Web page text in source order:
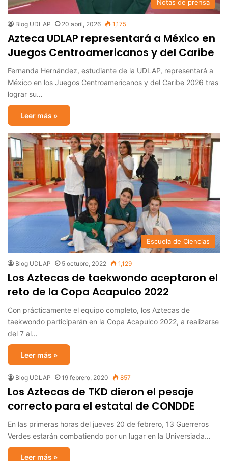
Notas de prensa
Blog UDLAP 20 abril, 2026 1,175
Azteca UDLAP representará a México en
Juegos Centroamericanos y del Caribe
Fernanda Hernández, estudiante de la UDLAP, representará a
México en los Juegos Centroamericanos y del Caribe 2026 tras
lograr su…
Leer más »
Escuela de Ciencias
Blog UDLAP 5 octubre, 2022 1,129
Los Aztecas de taekwondo aceptaron el
reto de la Copa Acapulco 2022
Con prácticamente el equipo completo, los Aztecas de
taekwondo participarán en la Copa Acapulco 2022, a realizarse
del 7 al…
Leer más »
Blog UDLAP 19 febrero, 2020 857
Los Aztecas de TKD dieron el pesaje
correcto para el estatal de CONDDE
En las primeras horas del jueves 20 de febrero, 13 Guerreros
Verdes estarán combatiendo por un lugar en la Universiada…
Leer más »